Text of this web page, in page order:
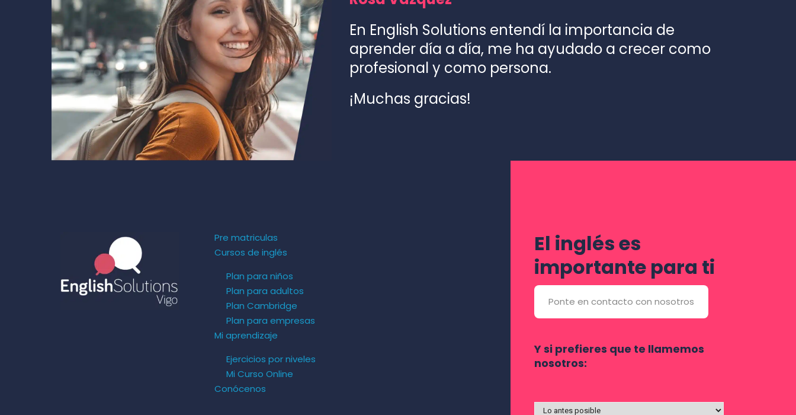
En English Solutions entendí la importancia de
aprender día a día, me ha ayudado a crecer como
profesional y como persona.
¡Muchas gracias!
Pre matriculas
Cursos de inglés
Plan para niños
Plan para adultos
Plan Cambridge
Plan para empresas
Mi aprendizaje
Ejercicios por niveles
Mi Curso Online
Conócenos
El inglés es
importante para ti
Ponte en contacto con nosotros
Y si prefieres que te llamemos
nosotros: